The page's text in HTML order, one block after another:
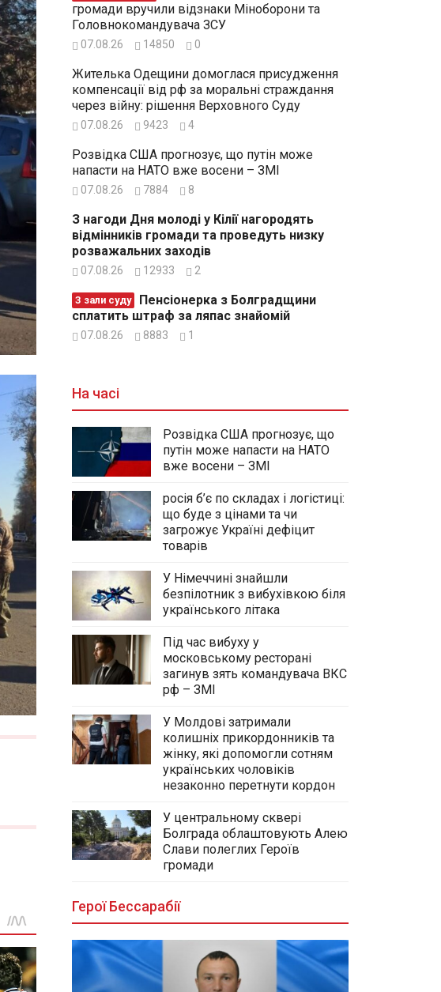
громади вручили відзнаки Міноборони та
Головнокомандувача ЗСУ
07.08.26 14850 0
Жителька Одещини домоглася присудження
компенсації від рф за моральні страждання
через війну: рішення Верховного Суду
07.08.26 9423 4
Розвідка США прогнозує, що путін може
напасти на НАТО вже восени – ЗМІ
07.08.26 7884 8
З нагоди Дня молоді у Кілії нагородять
відмінників громади та проведуть низку
розважальних заходів
07.08.26 12933 2
З зали суду
сплатить штраф за ляпас знайомій
07.08.26 8883 1
На часі
Розвідка США прогнозує, що
путін може напасти на НАТО
вже восени – ЗМІ
росія б’є по складах і логістиці:
що буде з цінами та чи
загрожує Україні дефіцит
товарів
У Німеччині знайшли
безпілотник з вибухівкою біля
українського літака
Під час вибуху у
московському ресторані
загинув зять командувача ВКС
рф – ЗМІ
У Молдові затримали
колишніх прикордонників та
жінку, які допомогли сотням
українських чоловіків
незаконно перетнути кордон
У центральному сквері
Болграда облаштовують Алею
Слави полеглих Героїв
громади
Герої Бессарабії